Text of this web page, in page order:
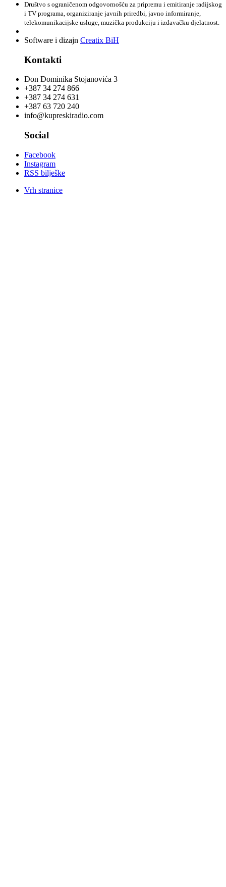
Društvo s ograničenom odgovornošću za pripremu i emitiranje radijskog
i TV programa, organiziranje javnih priredbi, javno informiranje,
telekomunikacijske usluge, muzička produkciju i izdavačku djelatnost.
Software i dizajn Creatix BiH
Kontakti
Don Dominika Stojanovića 3
+387 34 274 866
+387 34 274 631
+387 63 720 240
info@kupreskiradio.com
Social
Facebook
Instagram
RSS bilješke
Vrh stranice